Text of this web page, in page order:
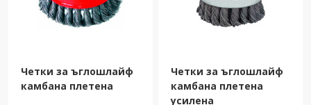
Четки за ъглошлайф
камбана плетена
Четки за ъглошлайф
камбана плетена
усилена